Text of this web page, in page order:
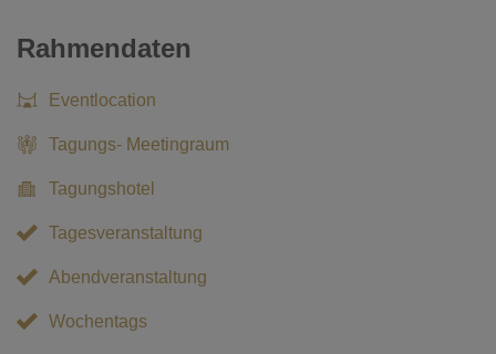
Rahmendaten
Eventlocation
Tagungs- Meetingraum
Tagungshotel
Tagesveranstaltung
Abendveranstaltung
Wochentags